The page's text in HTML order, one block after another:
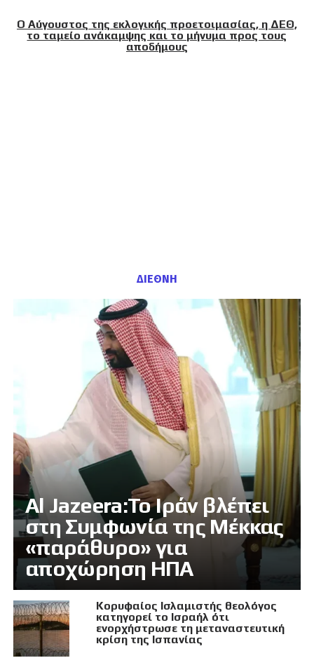
Ο Αύγουστος της εκλογικής προετοιμασίας, η ΔΕΘ,
το ταμείο ανάκαμψης και το μήνυμα προς τους
αποδήμους
ΔΙΕΘΝΗ
Al Jazeera:Το Ιράν βλέπει
στη Συμφωνία της Μέκκας
«παράθυρο» για
αποχώρηση ΗΠΑ
Κορυφαίος Ισλαμιστής θεολόγος
κατηγορεί το Ισραήλ ότι
ενορχήστρωσε τη μεταναστευτική
κρίση της Ισπανίας